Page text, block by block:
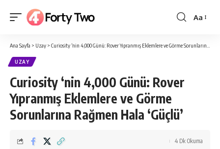
Yazı
Aa
Ana Sayfa > Uzay > Curiosity ‘nin 4,000 Günü: Rover Yıpranmış Eklemlere ve Görme Sorunlarına Rağmen Hala ‘Güçlü’
UZAY
Curiosity ‘nin 4,000 Günü: Rover
Yıpranmış Eklemlere ve Görme
Sorunlarına Rağmen Hala ‘Güçlü’
4 Dk Okuma